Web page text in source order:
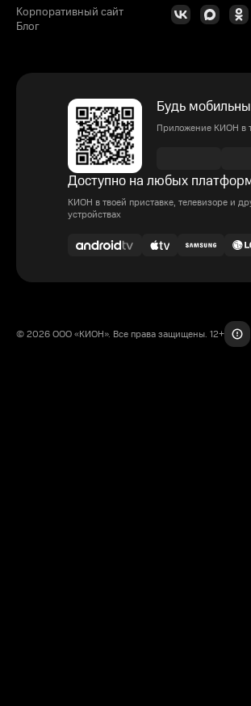
Корпоративный сайт
Блог
Будь
Приложение КИОН в
Доступно на любых
КИОН в твоей приставке, телевизоре и
устройствах
© 2026 ООО «КИОН». Все права защищены. 12+